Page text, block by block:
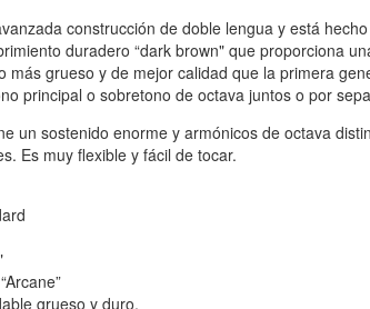
construcción de doble lengua y está
duradero “dark brown" que proporciona
más grueso y de mejor calidad que la primera
principal o sobretono de octava juntos o por
un sostenido enorme y armónicos de octava
Es muy flexible y fácil de tocar.
grueso y duro.